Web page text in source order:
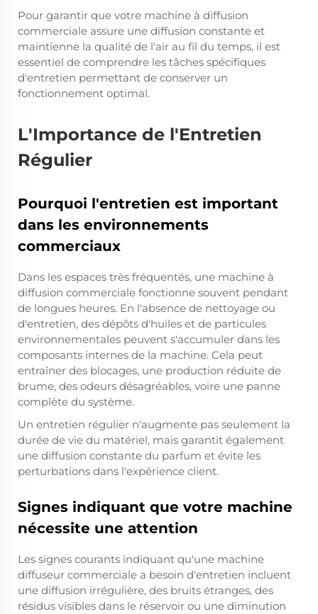
Pour garantir que votre machine à diffusion
commerciale assure une diffusion constante et
maintienne la qualité de l'air au fil du temps, il est
essentiel de comprendre les tâches spécifiques
d'entretien permettant de conserver un
fonctionnement optimal.
L'Importance de l'Entretien
Régulier
Pourquoi l'entretien est important
dans les environnements
commerciaux
Dans les espaces très fréquentés, une machine à
diffusion commerciale fonctionne souvent pendant
de longues heures. En l'absence de nettoyage ou
d'entretien, des dépôts d'huiles et de particules
environnementales peuvent s'accumuler dans les
composants internes de la machine. Cela peut
entraîner des blocages, une production réduite de
brume, des odeurs désagréables, voire une panne
complète du système.
Un entretien régulier n'augmente pas seulement la
durée de vie du matériel, mais garantit également
une diffusion constante du parfum et évite les
perturbations dans l'expérience client.
Signes indiquant que votre machine
nécessite une attention
Les signes courants indiquant qu'une machine
diffuseur commerciale a besoin d'entretien incluent
une diffusion irrégulière, des bruits étranges, des
résidus visibles dans le réservoir ou une diminution